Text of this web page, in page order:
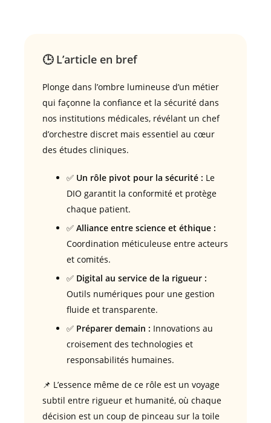
🕒 L’article en bref
Plonge dans l’ombre lumineuse d’un métier
qui façonne la confiance et la sécurité dans
nos institutions médicales, révélant un chef
d’orchestre discret mais essentiel au cœur
des études cliniques.
✅ Un rôle pivot pour la sécurité : Le
DIO garantit la conformité et protège
chaque patient.
✅ Alliance entre science et éthique :
Coordination méticuleuse entre acteurs
et comités.
✅ Digital au service de la rigueur :
Outils numériques pour une gestion
fluide et transparente.
✅ Préparer demain : Innovations au
croisement des technologies et
responsabilités humaines.
📌 L’essence même de ce rôle est un voyage
subtil entre rigueur et humanité, où chaque
décision est un coup de pinceau sur la toile